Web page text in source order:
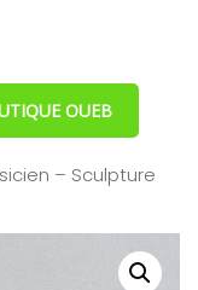
OUEB
– Sculpture